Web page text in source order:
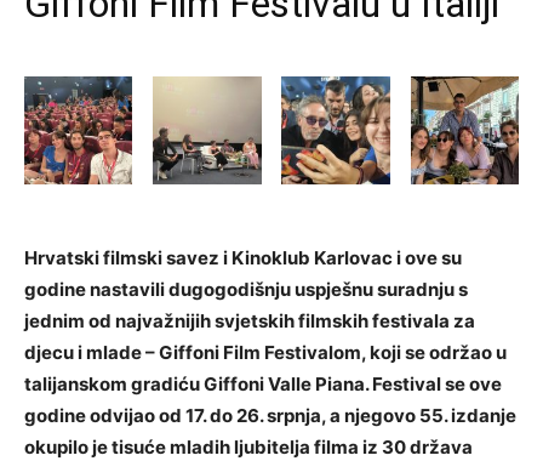
Hrvatski filmski savez i Kinoklub Karlovac i ove su
godine nastavili dugogodišnju uspješnu suradnju s
jednim od najvažnijih svjetskih filmskih festivala za
djecu i mlade – Giffoni Film Festivalom, koji se održao u
talijanskom gradiću Giffoni Valle Piana. Festival se ove
godine odvijao od 17. do 26. srpnja, a njegovo 55. izdanje
okupilo je tisuće mladih ljubitelja filma iz 30 država